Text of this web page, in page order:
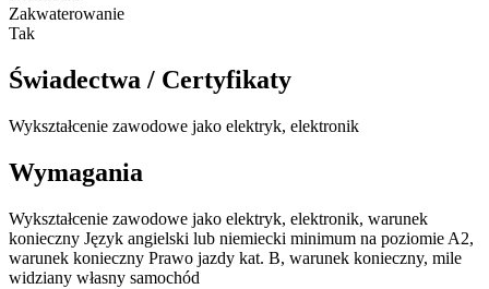
Zakwaterowanie
Tak
Świadectwa / Certyfikaty
Wykształcenie zawodowe jako elektryk, elektronik
Wymagania
Wykształcenie zawodowe jako elektryk, elektronik, warunek
konieczny Język angielski lub niemiecki minimum na poziomie A2,
warunek konieczny Prawo jazdy kat. B, warunek konieczny, mile
widziany własny samochód